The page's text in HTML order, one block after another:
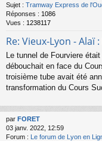
Sujet : Tramway Express de
Réponses : 1086
Vues : 1238117
Re: Vieux-Lyon - Alaï
Le tunnel de Fourviere
débouchait en face du
troisième tube avait été
transformation du Cours
par FORET
03 janv. 2022, 12:59
Forum : Le forum de Lyon en